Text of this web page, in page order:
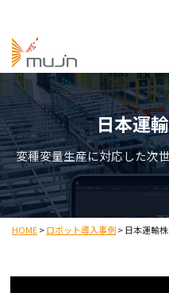
日本運
変種変量生産に対応した次
HOME>ロボット導入事例>日本運輸